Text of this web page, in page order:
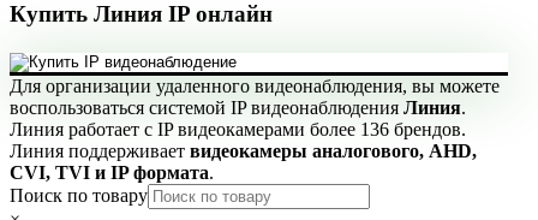
Купить Линия IP онлайн
Для организации удаленного видеонаблюдения, вы можете
воспользоваться системой IP видеонаблюдения Линия.
Линия работает с IP видеокамерами более 136 брендов.
Линия поддерживает видеокамеры аналогового, AHD,
CVI, TVI и IP формата.
Поиск по товару